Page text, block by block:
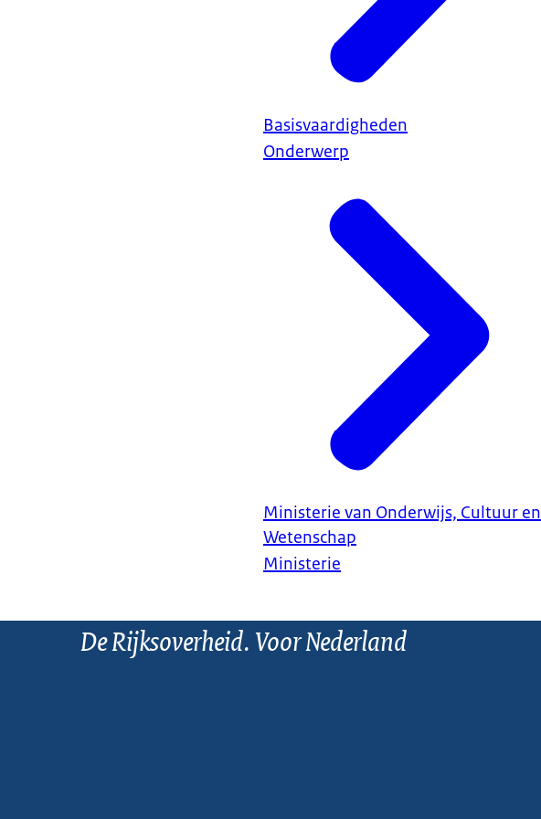
Basisvaardigheden
Onderwerp
Ministerie van Onderwijs, Cultuur en
Wetenschap
Ministerie
De Rijksoverheid. Voor Nederland